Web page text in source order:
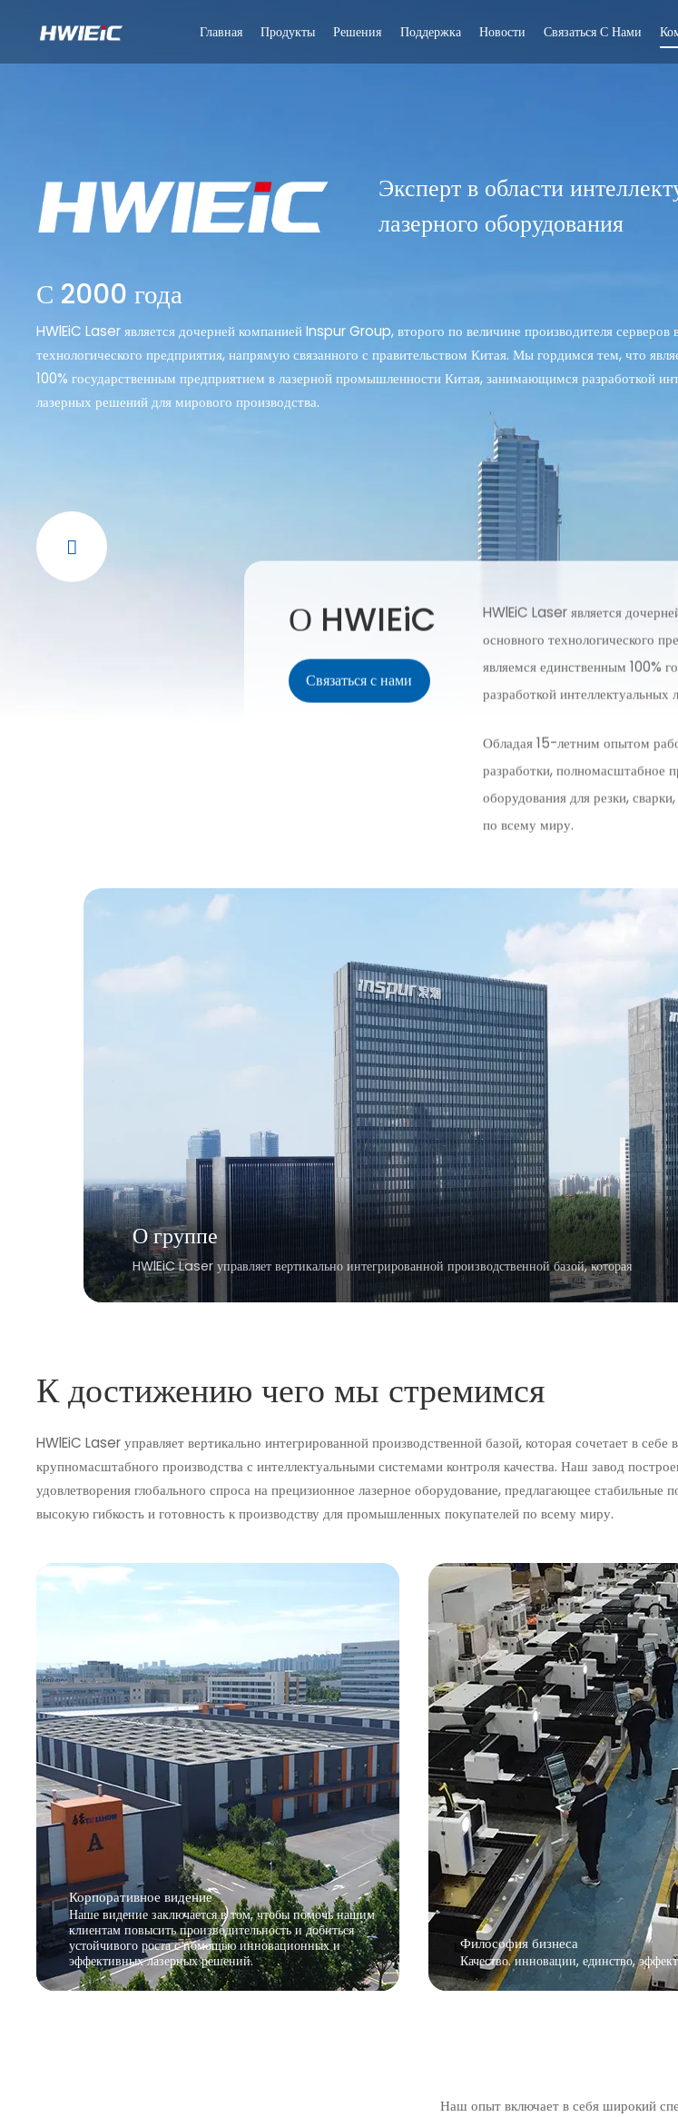
Главная Продукты Решения Поддержка Новости Связаться С Нами
Эксперт в области
лазерного оборудования
С 2000 года
HWlEiC Laser является дочерней компанией Inspur Group, второго по величине производителя серверов
технологического предприятия, напрямую связанного с правительством Китая. Мы гордимся тем, что
100% государственным предприятием в лазерной промышленности Китая, занимающимся разработкой
лазерных решений для мирового производства.
О HWIEiC
Связаться с нами
HWlEiC Laser является
основного технологического
являемся единственным 100%
разработкой
Обладая 15-летним опытом
разработки, полномасштабное
оборудования для резки,
по всему миру.
О группе
HWlEiC Laser управляет вертикально интегрированной производственной базой, которая
К достижению чего мы стремимся
HWlEiC Laser управляет вертикально интегрированной производственной базой, которая сочетает в себе
крупномасштабного производства с интеллектуальными системами контроля качества. Наш завод
удовлетворения глобального спроса на прецизионное лазерное оборудование, предлагающее стабильные
высокую гибкость и готовность к производству для промышленных покупателей по всему миру.
Корпоративное видение
Наше видение заключается в том, чтобы помочь нашим
клиентам повысить производительность и добиться
устойчивого роста с помощью инновационных и
эффективных лазерных решений.
Философия бизнеса
Качество. инновации, единство,
Наш опыт включает в себя широкий